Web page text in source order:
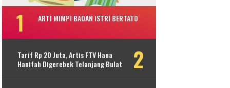
ARTI MIMPI BADAN ISTRI BERTATO
Tarif Rp 20 Juta, Artis FTV Hana
Hanifah Digerebek Telanjang Bulat